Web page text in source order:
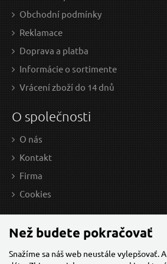
Sada klíčů 9dílná TORX s otvorem
20,25 EUR / Ks
16.46 EUR bez DPH
Obchodní podmínky
Reklamace
Doprava a platba
Informácie o sortimente
Vrácení zboží do 14 dnů
O společnosti
O nás
Kontakt
Firma
Cookies
Než budete pokračovať
Snažíme sa náš web neustále vylepšovať.